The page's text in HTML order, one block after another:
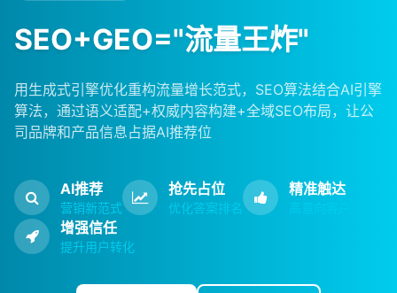
SEO+GEO="流量王炸"
用生成式引擎优化重构流量增长范式，SEO算法结合AI引擎
算法，通过语义适配+权威内容构建+全域SEO布局，让公
司品牌和产品信息占据AI推荐位
AI推荐
营销新范式
抢先占位
优化答案排名
精准触达
增强信任
提升用户转化